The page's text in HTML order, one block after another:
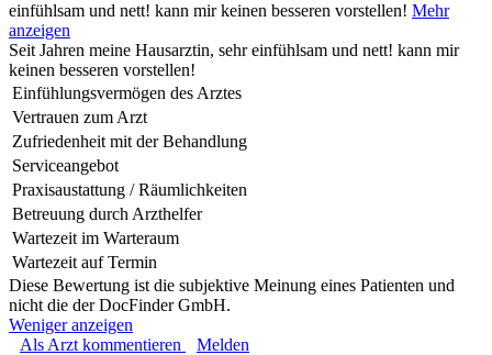
einfühlsam und nett! kann mir keinen besseren vorstellen! Mehr
anzeigen
Seit Jahren meine Hausarztin, sehr einfühlsam und nett! kann mir
keinen besseren vorstellen!
Einfühlungsvermögen des Arztes
Vertrauen zum Arzt
Zufriedenheit mit der Behandlung
Serviceangebot
Praxisaustattung / Räumlichkeiten
Betreuung durch Arzthelfer
Wartezeit im Warteraum
Wartezeit auf Termin
Diese Bewertung ist die subjektive Meinung eines Patienten und
nicht die der DocFinder GmbH.
Weniger anzeigen
Als Arzt kommentieren
Melden